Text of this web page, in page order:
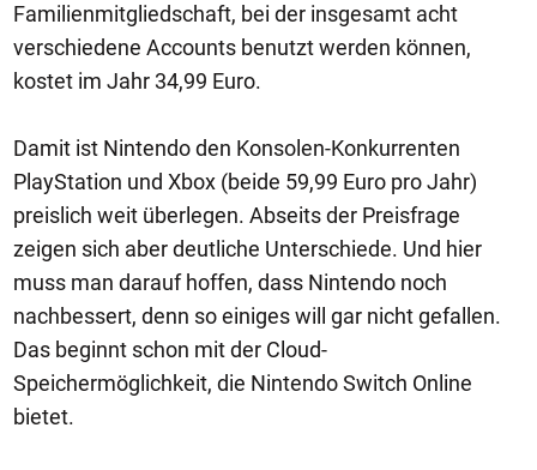
Familienmitgliedschaft, bei der insgesamt acht
verschiedene Accounts benutzt werden können,
kostet im Jahr 34,99 Euro.
Damit ist Nintendo den Konsolen-Konkurrenten
PlayStation und Xbox (beide 59,99 Euro pro Jahr)
preislich weit überlegen. Abseits der Preisfrage
zeigen sich aber deutliche Unterschiede. Und hier
muss man darauf hoffen, dass Nintendo noch
nachbessert, denn so einiges will gar nicht gefallen.
Das beginnt schon mit der Cloud-
Speichermöglichkeit, die Nintendo Switch Online
bietet.